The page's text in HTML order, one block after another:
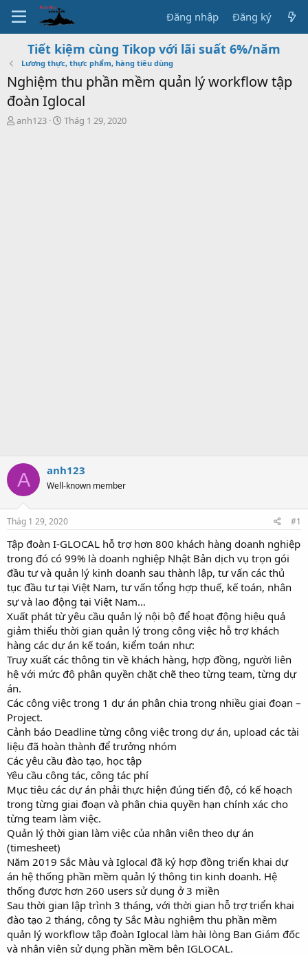
Đăng nhập Đăng ký
Tiết kiệm cùng Tikop với lãi suất 6%/năm
Lương thực, thực phẩm, hàng tiêu dùng
Nghiệm thu phần mềm quản lý workflow tập
đoàn Iglocal
T
anh123
S
Thág 1 29, 2020
A anh123
Well-known member
Thág 1 29, 2020 #1
Tập đoàn I-GLOCAL hỗ trợ hơn 800 khách hàng doanh nghiệp
trong đó có 99% là doanh nghiệp Nhật Bản dịch vụ trọn gói
đầu tư và quản lý kinh doanh sau thành lập, tư vấn các thủ
tục đầu tư tại Việt Nam, tư vấn tổng hợp thuế, kế toán, nhân
sự và lao động tại Việt Nam…
Xuất phát từ yêu cầu quản lý nội bộ để hoạt động hiệu quả
giảm thiểu thời gian quản lý trong công việc hỗ trợ khách
hàng các dự án kế toán, kiểm toán như:
Truy xuất các thông tin về khách hàng, hợp đồng, người liên
hệ với mức độ phân quyền chặt chẽ theo từng team, từng dự
án.
Các công việc trong 1 dự án phân chia trong nhiều giai đoạn –
Project.
Cảnh báo Deadline từng công việc trong dự án, upload các tài
liệu đã hoàn thành để trưởng nhóm
Các yêu cầu đào tạo, học tập
Yêu cầu công tác, công tác phí
Mục tiêu các dự án phải thực hiện đúng tiến độ, có kế hoạch
trong từng giai đoạn và phân chia quyền hạn chính xác cho
từng team làm việc.
Quản lý thời gian làm việc của nhân viên theo dự án
(timesheet)
Năm 2019 Sắc Màu và Iglocal đã ký hợp đồng triển khai dự
án hệ thống phần mềm quản lý thông tin kinh doanh. Hệ
thống được hơn 260 users sử dụng ở 3 miền
Sau thời gian lập trình 3 tháng, với thời gian hỗ trợ triển khai
đào tạo 2 tháng, công ty Sắc Màu nghiệm thu phần mềm
quản lý workflow tập đoàn Iglocal làm hài lòng Ban Giám đốc
và nhân viên sử dụng phần mềm bên IGLOCAL.